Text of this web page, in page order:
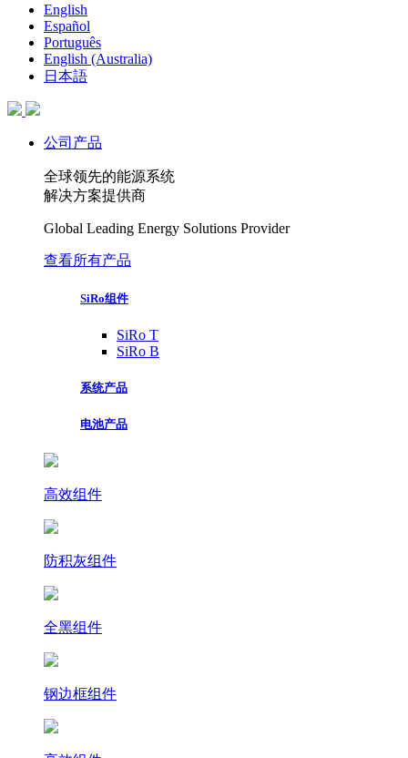
English
Español
Português
English (Australia)
日本語
公司产品
全球领先的能源系统
解决方案提供商
Global Leading Energy Solutions Provider
查看所有产品
SiRo组件
SiRo T
SiRo B
系统产品
电池产品
高效组件
防积灰组件
全黑组件
钢边框组件